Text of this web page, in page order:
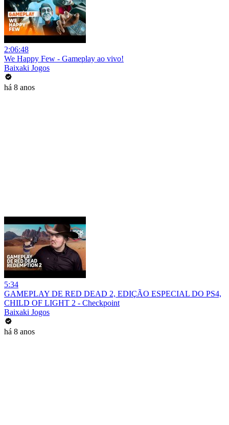
2:06:48
We Happy Few - Gameplay ao vivo!
Baixaki Jogos
há 8 anos
5:34
GAMEPLAY DE RED DEAD 2, EDIÇÃO ESPECIAL DO PS4,
CHILD OF LIGHT 2 - Checkpoint
Baixaki Jogos
há 8 anos